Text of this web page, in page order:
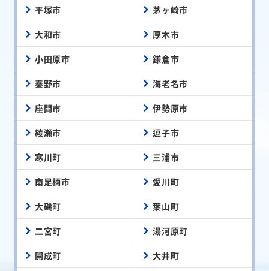
平塚市 茅ヶ崎市
大和市 厚木市
小田原市 鎌倉市
秦野市 海老名市
座間市 伊勢原市
綾瀬市 逗子市
寒川町 三浦市
南足柄市 愛川町
大磯町 葉山町
二宮町 湯河原町
開成町 大井町